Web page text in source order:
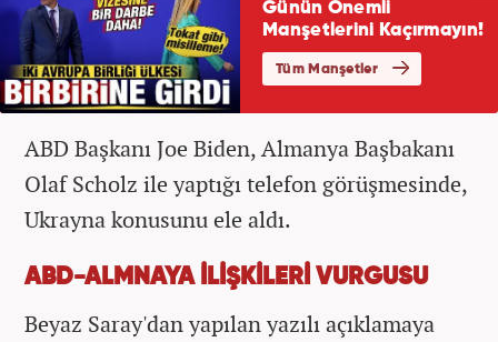
ABD Başkanı Joe Biden, Almanya Başbakanı
Olaf Scholz ile yaptığı telefon görüşmesinde,
Ukrayna konusunu ele aldı.
ABD-ALMNAYA İLİŞKİLERİ VURGUSU
Beyaz Saray'dan yapılan yazılı açıklamaya